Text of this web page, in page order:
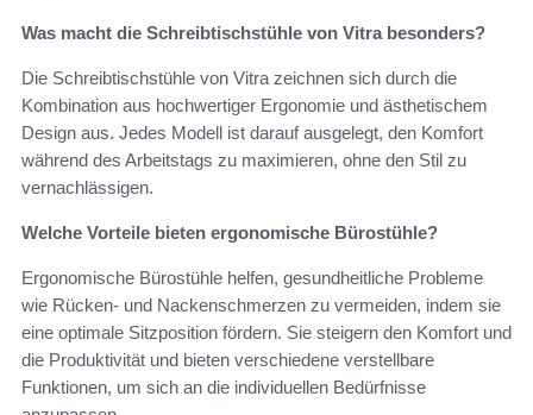
Was macht die Schreibtischstühle von Vitra besonders?
Die Schreibtischstühle von Vitra zeichnen sich durch die
Kombination aus hochwertiger Ergonomie und ästhetischem
Design aus. Jedes Modell ist darauf ausgelegt, den Komfort
während des Arbeitstags zu maximieren, ohne den Stil zu
vernachlässigen.
Welche Vorteile bieten ergonomische Bürostühle?
Ergonomische Bürostühle helfen, gesundheitliche Probleme
wie Rücken- und Nackenschmerzen zu vermeiden, indem sie
eine optimale Sitzposition fördern. Sie steigern den Komfort und
die Produktivität und bieten verschiedene verstellbare
Funktionen, um sich an die individuellen Bedürfnisse